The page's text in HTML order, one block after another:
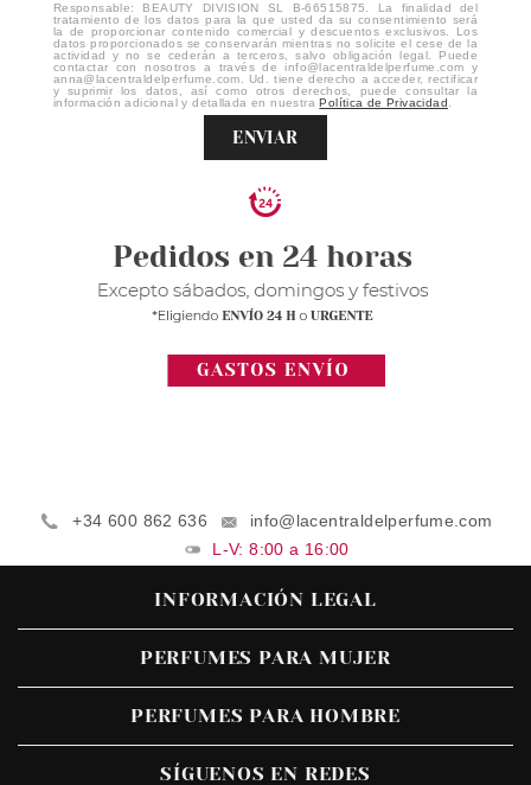
Responsable: BEAUTY DIVISION SL B-66515875. La finalidad del
tratamiento de los datos para la que usted da su consentimiento será
la de proporcionar contenido comercial y descuentos exclusivos. Los
datos proporcionados se conservarán mientras no solicite el cese de la
actividad y no se cederán a terceros, salvo obligación legal. Puede
contactar con nosotros a través de info@lacentraldelperfume.com y
anna@lacentraldelperfume.com. Ud. tiene derecho a acceder, rectificar
y suprimir los datos, así como otros derechos, puede consultar la
información adicional y detallada en nuestraPolítica de Privacidad
ENVIAR
+34 600 862 636
info@lacentraldelperfume.com
L-V: 8:00 a 16:00
INFORMACIÓN LEGAL
PERFUMES PARA MUJER
PERFUMES PARA HOMBRE
SÍGUENOS EN REDES